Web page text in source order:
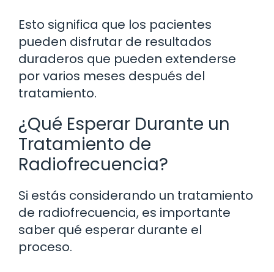
Esto significa que los pacientes
pueden disfrutar de resultados
duraderos que pueden extenderse
por varios meses después del
tratamiento.
¿Qué Esperar Durante un
Tratamiento de
Radiofrecuencia?
Si estás considerando un tratamiento
de radiofrecuencia, es importante
saber qué esperar durante el
proceso.